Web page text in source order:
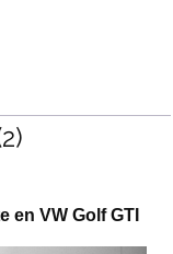
en VW Golf GTI